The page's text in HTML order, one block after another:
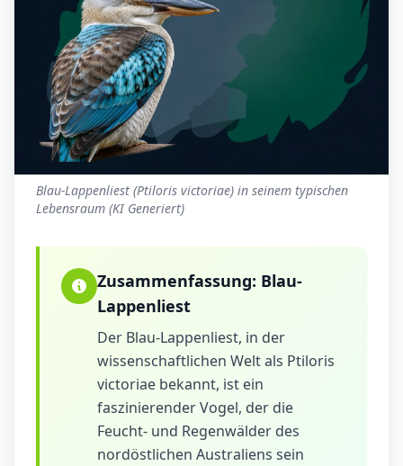
Blau-Lappenliest (Ptiloris victoriae) in seinem typischen
Lebensraum (KI Generiert)
Zusammenfassung: Blau-
Lappenliest
Der Blau-Lappenliest, in der
wissenschaftlichen Welt als Ptiloris
victoriae bekannt, ist ein
faszinierender Vogel, der die
Feucht- und Regenwälder des
nordöstlichen Australiens sein